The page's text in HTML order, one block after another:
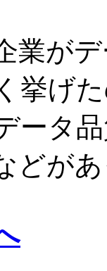
が
挙げ
ータ
どが